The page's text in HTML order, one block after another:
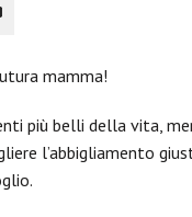
mamma!
più belli della vita,
l’abbigliamento